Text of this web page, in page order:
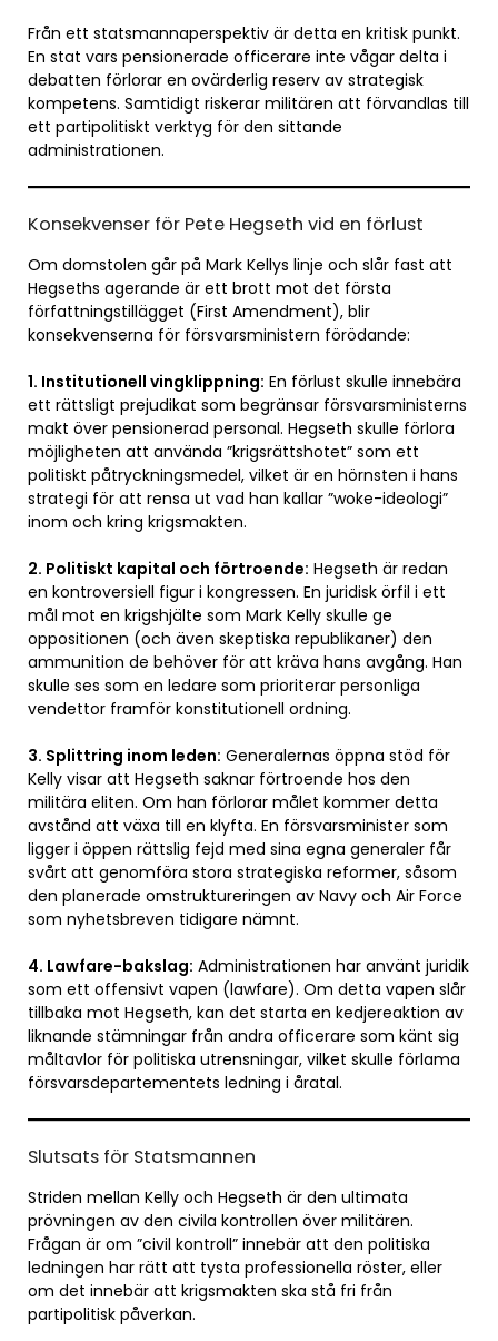
Från ett statsmannaperspektiv är detta en kritisk punkt.
En stat vars pensionerade officerare inte vågar delta i
debatten förlorar en ovärderlig reserv av strategisk
kompetens. Samtidigt riskerar militären att förvandlas till
ett partipolitiskt verktyg för den sittande
administrationen.
Konsekvenser för Pete Hegseth vid en förlust
Om domstolen går på Mark Kellys linje och slår fast att
Hegseths agerande är ett brott mot det första
författningstillägget (First Amendment), blir
konsekvenserna för försvarsministern förödande:
1. Institutionell vingklippning: En förlust skulle innebära
ett rättsligt prejudikat som begränsar försvarsministerns
makt över pensionerad personal. Hegseth skulle förlora
möjligheten att använda ”krigsrättshotet” som ett
politiskt påtryckningsmedel, vilket är en hörnsten i hans
strategi för att rensa ut vad han kallar ”woke-ideologi”
inom och kring krigsmakten.
2. Politiskt kapital och förtroende: Hegseth är redan
en kontroversiell figur i kongressen. En juridisk örfil i ett
mål mot en krigshjälte som Mark Kelly skulle ge
oppositionen (och även skeptiska republikaner) den
ammunition de behöver för att kräva hans avgång. Han
skulle ses som en ledare som prioriterar personliga
vendettor framför konstitutionell ordning.
3. Splittring inom leden: Generalernas öppna stöd för
Kelly visar att Hegseth saknar förtroende hos den
militära eliten. Om han förlorar målet kommer detta
avstånd att växa till en klyfta. En försvarsminister som
ligger i öppen rättslig fejd med sina egna generaler får
svårt att genomföra stora strategiska reformer, såsom
den planerade omstruktureringen av Navy och Air Force
som nyhetsbreven tidigare nämnt.
4. Lawfare-bakslag: Administrationen har använt juridik
som ett offensivt vapen (lawfare). Om detta vapen slår
tillbaka mot Hegseth, kan det starta en kedjereaktion av
liknande stämningar från andra officerare som känt sig
måltavlor för politiska utrensningar, vilket skulle förlama
försvarsdepartementets ledning i åratal.
Slutsats för Statsmannen
Striden mellan Kelly och Hegseth är den ultimata
prövningen av den civila kontrollen över militären.
Frågan är om ”civil kontroll” innebär att den politiska
ledningen har rätt att tysta professionella röster, eller
om det innebär att krigsmakten ska stå fri från
partipolitisk påverkan.